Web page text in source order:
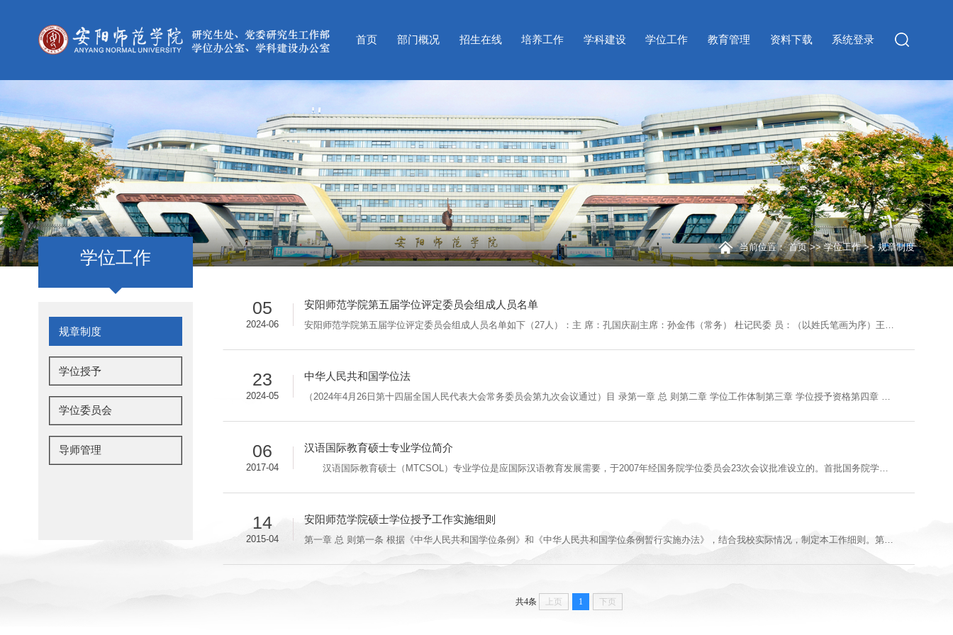
首页 部门概况 招生在线 培养工作 学科建设 学位工作 教育管理 资料下载 系统登录
当前位置： 首页>>学位工作>>规章制度
学位工作
规章制度
学位授予
学位委员会
导师管理
05
2024-06
安阳师范学院第五届学位评定委员会组成人员名单
23
2024-05
中华人民共和国学位法
06
2017-04
汉语国际教育硕士专业学位简介
14
2015-04
安阳师范学院硕士学位授予工作实施细则
共4条 上页 1 下页